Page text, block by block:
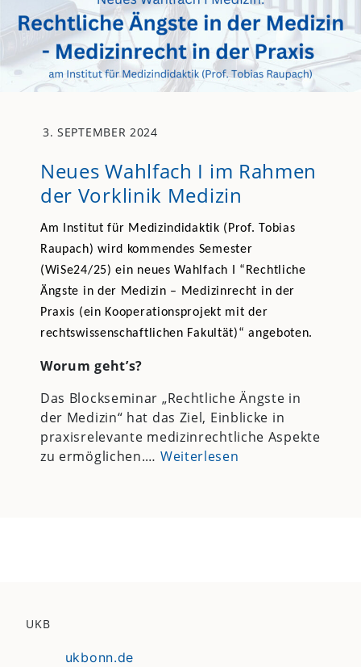
3. SEPTEMBER 2024
Neues Wahlfach I im Rahmen
der Vorklinik Medizin
Am Institut für Medizindidaktik (Prof. Tobias
Raupach) wird kommendes Semester
(WiSe24/25) ein neues Wahlfach I “Rechtliche
Ängste in der Medizin – Medizinrecht in der
Praxis (ein Kooperationsprojekt mit der
rechtswissenschaftlichen Fakultät)“ angeboten.
Worum geht’s?
Das Blockseminar „Rechtliche Ängste in
der Medizin“ hat das Ziel, Einblicke in
praxisrelevante medizinrechtliche Aspekte
zu ermöglichen.… Weiterlesen
UKB
ukbonn.de